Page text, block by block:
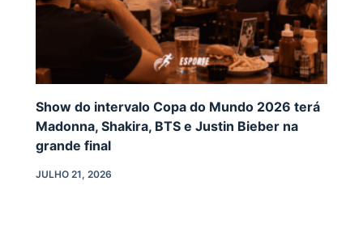
Show do intervalo Copa do Mundo 2026 terá
Madonna, Shakira, BTS e Justin Bieber na
grande final
JULHO 21, 2026